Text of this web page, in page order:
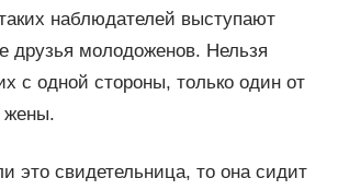
наблюдателей выступают
друзья молодоженов. Нельзя
с одной стороны, только один от
жены.
это свидетельница, то она сидит